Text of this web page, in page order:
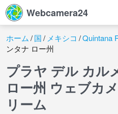
Webcamera24
ホーム 国 メキシコ Quintana
ンタナ ロー州
プラヤ デル カル
ロー州 ウェブカ
リーム